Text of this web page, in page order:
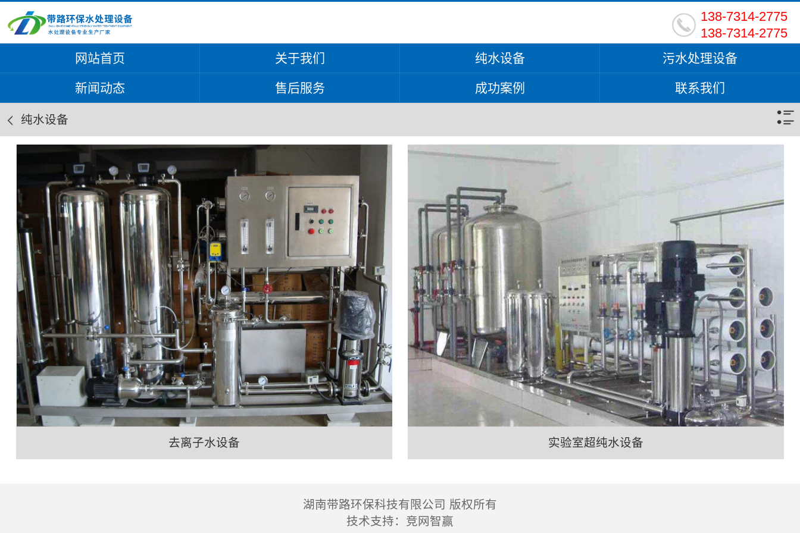
138-7314-2775
138-7314-2775
网站首页 关于我们 纯水设备 污水处理设备
新闻动态 售后服务 成功案例 联系我们
纯水设备
去离子水设备 实验室超纯水设备
湖南带路环保科技有限公司 版权所有
技术支持： 竞网智赢